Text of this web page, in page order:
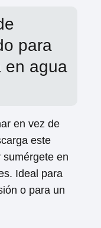
para
en agua
en vez de
este
en
Ideal para
o para un